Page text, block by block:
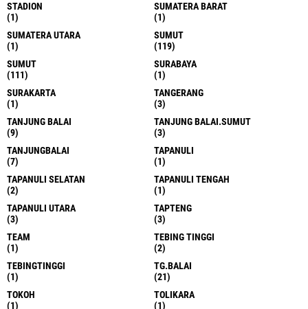
STADION
(1)
SUMATERA BARAT
(1)
SUMATERA UTARA
(1)
SUMUT
(119)
SUMUT
(111)
SURABAYA
(1)
SURAKARTA
(1)
TANGERANG
(3)
TANJUNG BALAI
(9)
TANJUNG BALAI.SUMUT
(3)
TANJUNGBALAI
(7)
TAPANULI
(1)
TAPANULI SELATAN
(2)
TAPANULI TENGAH
(1)
TAPANULI UTARA
(3)
TAPTENG
(3)
TEAM
(1)
TEBING TINGGI
(2)
TEBINGTINGGI
(1)
TG.BALAI
(21)
TOKOH
(1)
TOLIKARA
(1)